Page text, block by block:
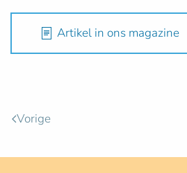
Artikel in ons magazine
Vorige